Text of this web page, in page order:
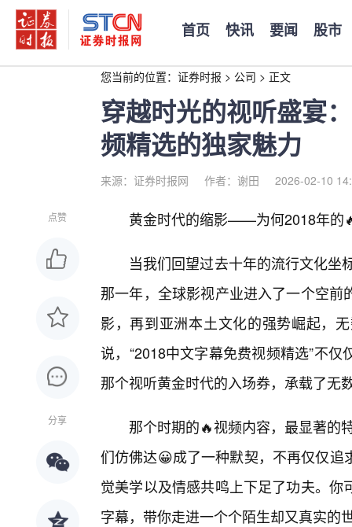
首页 快讯 要闻 股市
您当前的位置： 证券时报 > 公司 > 正文
穿越时光的视听盛宴
频精选的独家魅力
来源：证券时报网 作者：谢田 2026-02-10
点赞
分享
黄金时代的缩影——为何2018年的
当我们回望过去十年的流行文化坐
那一年，全球影视产业进入了一个空
影，再到亚洲本土文化的强势崛起，
说，“2018中文字幕免费视频精选”不
那个视听黄金时代的入场券，承载了无
那个时期的🔥视频内容，最显著的
们仿佛达😀成了一种默契，不再仅仅
觉美学以及情感共鸣上下足了功夫。
字幕，带你走进一个个陌生却又真实的